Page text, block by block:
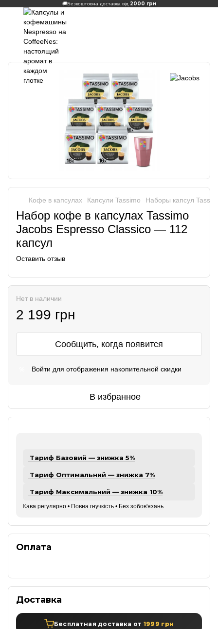
🚚Безкоштовна доставка від 2000 грн
Кофе в капсулах Капсули Tassimo Наборы капсул
Набор кофе в капсулах Tassimo
Jacobs Espresso Classico — 112
капсул
Оставить отзыв
Нет в наличии
2 199 грн
Сообщить, когда появится
Войти для отображения накопительной скидки
В избранное
Тариф Базовий — знижка 5%
Тариф Оптимальний — знижка 7%
Тариф Максимальний — знижка 10%
Кава регулярно • Повна гнучкість • Без зобов'язань
Оплата
Доставка
Бесплатная доставка от 1999 грн